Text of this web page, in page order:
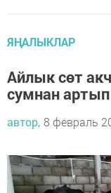
ЯҢАЛЫКЛАР
Айлык сөт
сумнан
автор, 8 февраль